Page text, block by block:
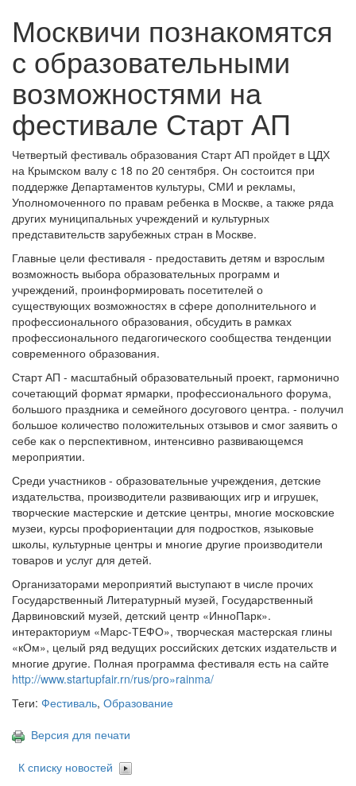
Москвичи познакомятся
с образовательными
возможностями на
фестивале Старт АП
Четвертый фестиваль образования Старт АП пройдет в ЦДХ
на Крымском валу с 18 по 20 сентября. Он состоится при
поддержке Департаментов культуры, СМИ и рекламы,
Уполномоченного по правам ребенка в Москве, а также ряда
других муниципальных учреждений и культурных
представительств зарубежных стран в Москве.
Главные цели фестиваля - предоставить детям и взрослым
возможность выбора образовательных программ и
учреждений, проинформировать посетителей о
существующих возможностях в сфере дополнительного и
профессионального образования, обсудить в рамках
профессионального педагогического сообщества тенденции
современного образования.
Старт АП - масштабный образовательный проект, гармонично
сочетающий формат ярмарки, профессионального форума,
большого праздника и семейного досугового центра. - получил
большое количество положительных отзывов и смог заявить о
себе как о перспективном, интенсивно развивающемся
мероприятии.
Среди участников - образовательные учреждения, детские
издательства, производители развивающих игр и игрушек,
творческие мастерские и детские центры, многие московские
музеи, курсы профориентации для подростков, языковые
школы, культурные центры и многие другие производители
товаров и услуг для детей.
Организаторами мероприятий выступают в числе прочих
Государственный Литературный музей, Государственный
Дарвиновский музей, детский центр «ИнноПарк».
интеракториум «Марс-ТЕФО», творческая мастерская глины
«кОм», целый ряд ведущих российских детских издательств и
многие другие. Полная программа фестиваля есть на сайте
http://www.startupfair.rn/rus/pro»rainma/
Теги: Фестиваль, Образование
Версия для печати
К списку новостей